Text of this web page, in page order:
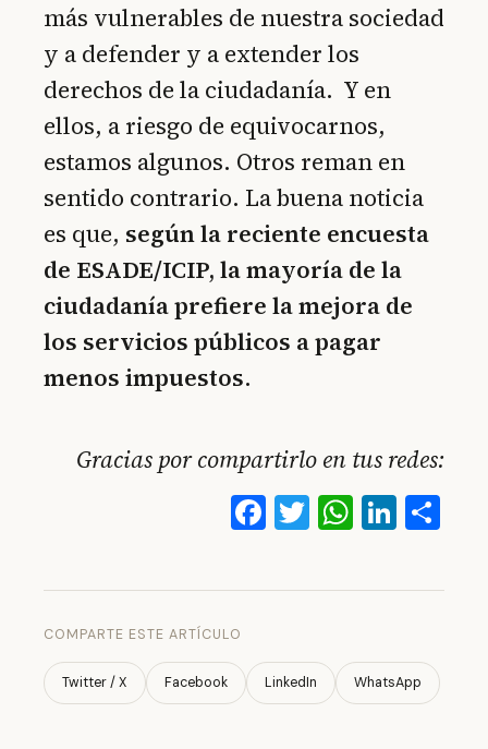
más vulnerables de nuestra sociedad
y a defender y a extender los
derechos de la ciudadanía. Y en
ellos, a riesgo de equivocarnos,
estamos algunos. Otros reman en
sentido contrario. La buena noticia
es que, según la reciente encuesta
de ESADE/ICIP, la mayoría de la
ciudadanía prefiere la mejora de
los servicios públicos a pagar
menos impuestos.
Gracias por compartirlo en tus redes:
Facebook
Twitter
COMPARTE ESTE ARTÍCULO
Twitter / X Facebook LinkedIn WhatsApp